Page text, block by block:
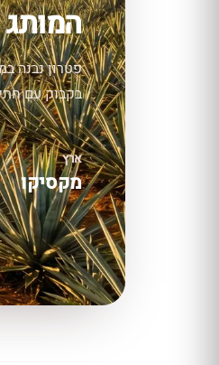
המותג
פטרון נבנה
בקבוק עם
ארץ
מקסיקו